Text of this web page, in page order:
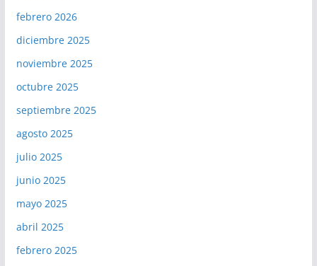
febrero 2026
diciembre 2025
noviembre 2025
octubre 2025
septiembre 2025
agosto 2025
julio 2025
junio 2025
mayo 2025
abril 2025
febrero 2025